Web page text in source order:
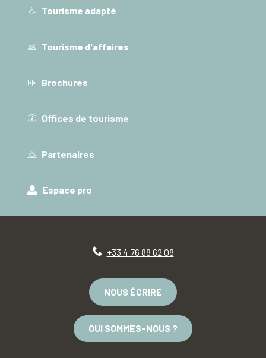
Tourisme adapté
Tourisme d'affaires
Brochures
Offices de tourisme
Partenaires
Espace pro
+33 4 76 88 62 08
NOUS ÉCRIRE
QUI SOMMES-NOUS ?